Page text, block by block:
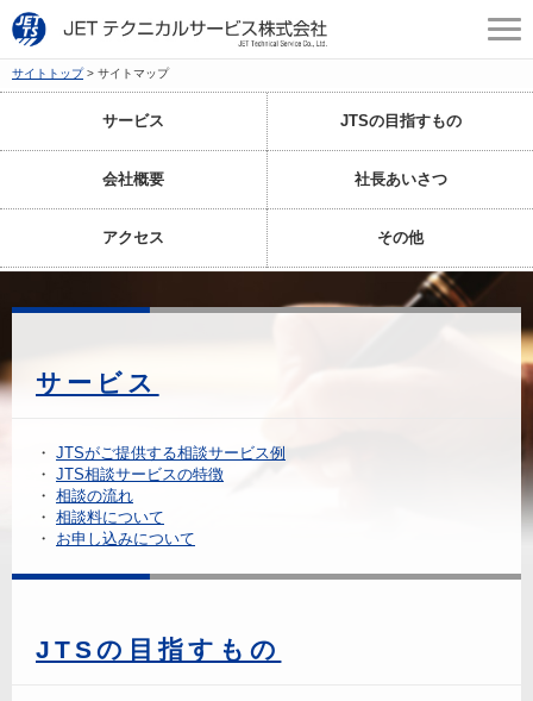
サイトトップ サイトマップ
サービス JTSの目指すもの
会社概要 社長あいさつ
アクセス その他
サービス
JTSがご提供する相談サービス例
JTS相談サービスの特徴
相談の流れ
相談料について
お申し込みについて
JTSの目指すもの